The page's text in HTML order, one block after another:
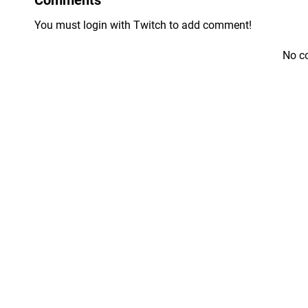
You must login with Twitch to add comment!
No